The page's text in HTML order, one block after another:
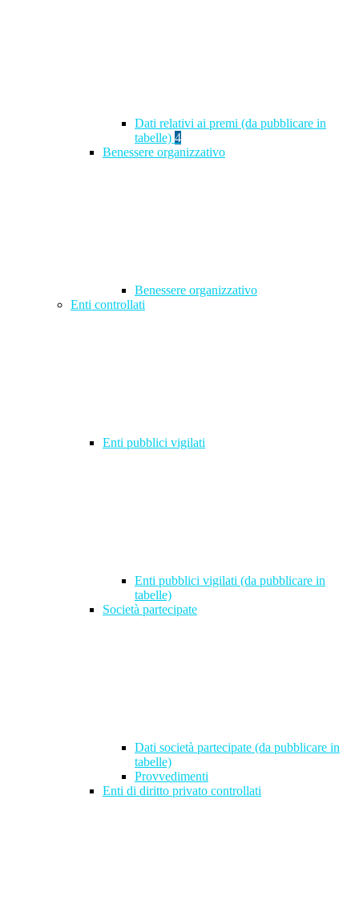
Dati relativi ai premi (da pubblicare in
tabelle) 4
Benessere organizzativo
Benessere organizzativo
Enti controllati
Enti pubblici vigilati
Enti pubblici vigilati (da pubblicare in
tabelle)
Società partecipate
Dati società partecipate (da pubblicare in
tabelle)
Provvedimenti
Enti di diritto privato controllati